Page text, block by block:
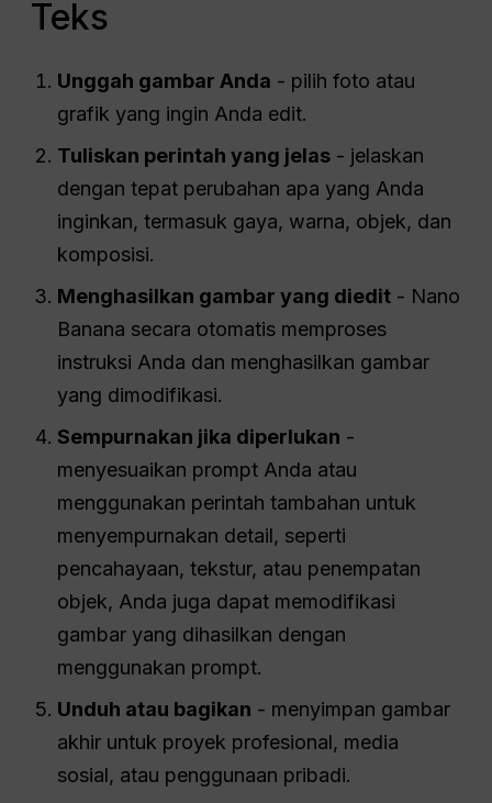
Teks
Unggah gambar Anda - pilih foto atau
grafik yang ingin Anda edit.
Tuliskan perintah yang jelas - jelaskan
dengan tepat perubahan apa yang Anda
inginkan, termasuk gaya, warna, objek, dan
komposisi.
Menghasilkan gambar yang diedit - Nano
Banana secara otomatis memproses
instruksi Anda dan menghasilkan gambar
yang dimodifikasi.
Sempurnakan jika diperlukan -
menyesuaikan prompt Anda atau
menggunakan perintah tambahan untuk
menyempurnakan detail, seperti
pencahayaan, tekstur, atau penempatan
objek, Anda juga dapat memodifikasi
gambar yang dihasilkan dengan
menggunakan prompt.
Unduh atau bagikan - menyimpan gambar
akhir untuk proyek profesional, media
sosial, atau penggunaan pribadi.